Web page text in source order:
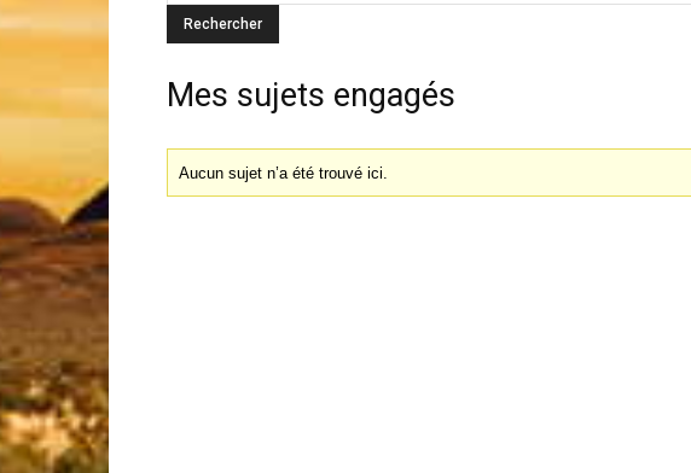
Mes sujets engagés
Aucun sujet n’a été trouvé ici.